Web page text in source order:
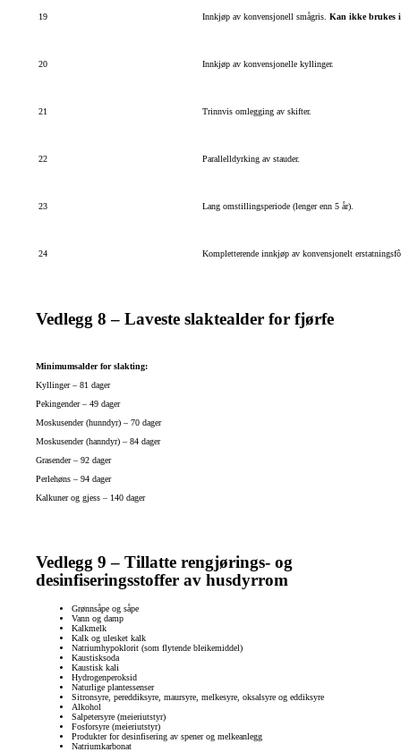
19 Innkjøp av konvensjonell smågris. Kan ikke brukes i
20 Innkjøp av konvensjonelle kyllinger.
21 Trinnvis omlegging av skifter.
22 Parallelldyrking av stauder.
23 Lang omstillingsperiode (lenger enn 5 år).
24 Kompletterende innkjøp av konvensjonelt
Vedlegg 8 – Laveste slaktealder for fjørfe
Minimumsalder for slakting:
Kyllinger – 81 dager
Pekingender – 49 dager
Moskusender (hunndyr) – 70 dager
Moskusender (hanndyr) – 84 dager
Grasender – 92 dager
Perlehøns – 94 dager
Kalkuner og gjess – 140 dager
Vedlegg 9 – Tillatte rengjørings- og
desinfiseringsstoffer av husdyrrom
Grønnsåpe og såpe
Vann og damp
Kalkmelk
Kalk og ulesket kalk
Natriumhypoklorit (som flytende bleikemiddel)
Kaustisksoda
Kaustisk kali
Hydrogenperoksid
Naturlige plantessenser
Sitronsyre, pereddiksyre, maursyre, melkesyre, oksalsyre og eddiksyre
Alkohol
Salpetersyre (meieriutstyr)
Fosforsyre (meieriutstyr)
Produkter for desinfisering av spener og melkeanlegg
Natriumkarbonat